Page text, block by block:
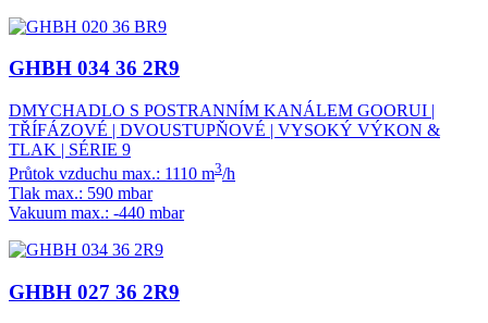
GHBH 034 36 2R9
DMYCHADLO S POSTRANNÍM KANÁLEM GOORUI |
TŘÍFÁZOVÉ | DVOUSTUPŇOVÉ | VYSOKÝ VÝKON &
TLAK | SÉRIE 9
Průtok vzduchu max.: 1110 m3/h
Tlak max.: 590 mbar
Vakuum max.: -440 mbar
GHBH 027 36 2R9